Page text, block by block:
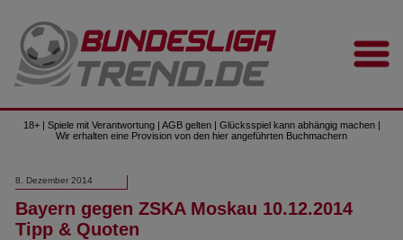
18+ | Spiele mit Verantwortung | AGB gelten | Glücksspiel kann abhängig machen |
Wir erhalten eine Provision von den hier angeführten Buchmachern
8. Dezember 2014
Bayern gegen ZSKA Moskau 10.12.2014
Tipp & Quoten